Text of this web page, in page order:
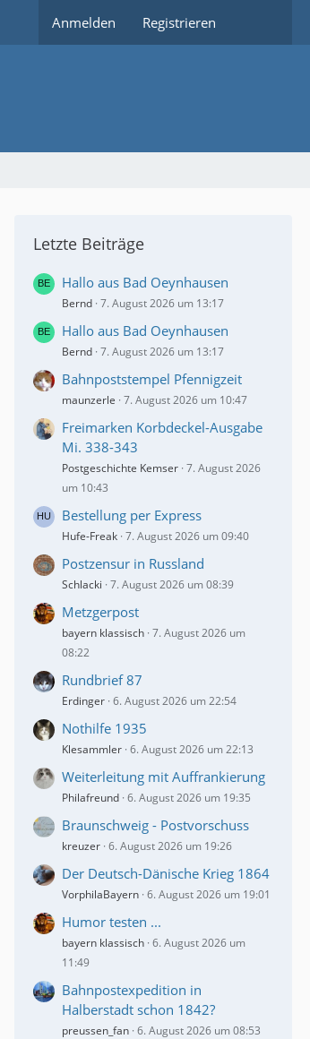
Anmelden Registrieren
Letzte Beiträge
Hallo aus Bad Oeynhausen
Bernd 7. August 2026 um 13:17
Hallo aus Bad Oeynhausen
Bernd 7. August 2026 um 13:17
Bahnpoststempel Pfennigzeit
maunzerle 7. August 2026 um 10:47
Freimarken Korbdeckel-Ausgabe
Mi. 338-343
Postgeschichte Kemser 7. August 2026
um 10:43
Bestellung per Express
Hufe-Freak 7. August 2026 um 09:40
Postzensur in Russland
Schlacki 7. August 2026 um 08:39
Metzgerpost
bayern klassisch 7. August 2026 um
08:22
Rundbrief 87
Erdinger 6. August 2026 um 22:54
Nothilfe 1935
Klesammler 6. August 2026 um 22:13
Weiterleitung mit Auffrankierung
Philafreund 6. August 2026 um 19:35
Braunschweig - Postvorschuss
kreuzer 6. August 2026 um 19:26
Der Deutsch-Dänische Krieg 1864
VorphilaBayern 6. August 2026 um 19:01
Humor testen ...
bayern klassisch 6. August 2026 um
11:49
Bahnpostexpedition in
Halberstadt schon 1842?
preussen_fan 6. August 2026 um 08:53